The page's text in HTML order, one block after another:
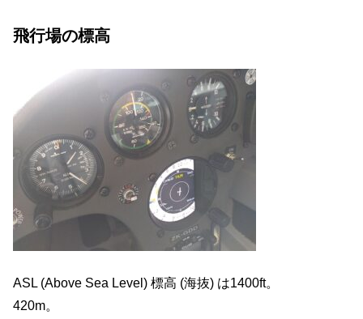
飛行場の標高
ASL (Above Sea Level) 標高 (海抜) は1400ft。
420m。